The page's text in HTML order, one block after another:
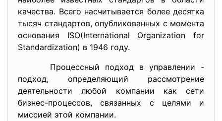
качества. Всего насчитывается более десятка
тысяч стандартов, опубликованных с момента
основания ISO(International Organization for
Standardization) в 1946 году.
Процессный подход в управлении -
подход, определяющий рассмотрение
деятельности любой компании как сети
бизнес-процессов, связанных с целями и
миссией этой компании.